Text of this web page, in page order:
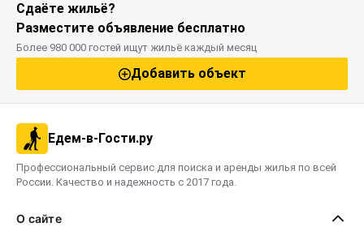
Сдаёте жильё?
Разместите объявление бесплатно
Более 980 000 гостей ищут жильё каждый месяц
Добавить объект
Едем-в-Гости.ру
Профессиональный сервис для поиска и аренды жилья по всей
России. Качество и надежность с 2017 года.
О сайте